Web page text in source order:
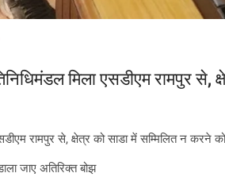
मिला एसडीएम रामपुर से,
रामपुर से, क्षेत्र को साडा में सम्मिलित न करने
जाए अतिरिक्त बोझ